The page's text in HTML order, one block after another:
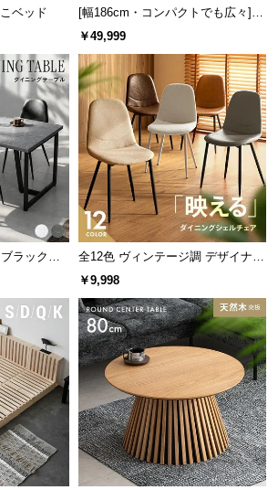
ベッド
[幅186cm・コンパクトでも広々] 3
人掛けソファベッド リクライニン
￥49,999
ラックフ
石調 4人掛
全12色 ヴィンテージ調 デザイナー
ズシェルチェア
￥9,998